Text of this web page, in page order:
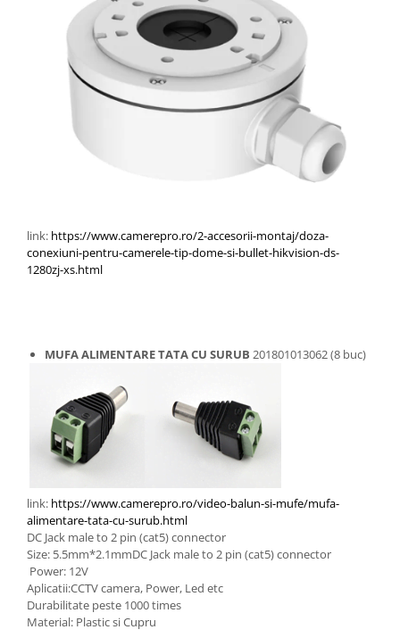
link: https://www.camerepro.ro/2-accesorii-montaj/doza-
conexiuni-pentru-camerele-tip-dome-si-bullet-hikvision-ds-
1280zj-xs.html
MUFA ALIMENTARE TATA CU SURUB 201801013062(8 buc)
link: https://www.camerepro.ro/video-balun-si-mufe/mufa-
alimentare-tata-cu-surub.html
DC Jack male to 2 pin (cat5) connector
Size: 5.5mm*2.1mmDC Jack male to 2 pin (cat5) connector
Power: 12V
Aplicatii:CCTV camera, Power, Led etc
Durabilitate peste 1000 times
Material: Plastic si Cupru